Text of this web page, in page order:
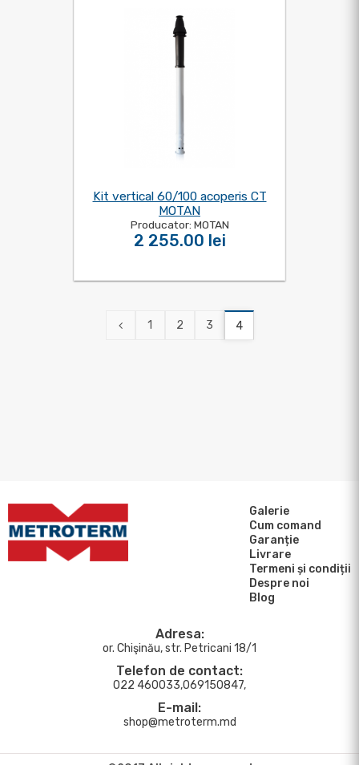
Kit vertical 60/100 acoperis CT
MOTAN
Producator: MOTAN
2 255.00 lei
1 2 3 4
Galerie
Cum comand
Garanție
Livrare
Termeni și condiții
Despre noi
Blog
Adresa:
or. Chişinău, str. Petricani 18/1
Telefon de contact:
022 460033,069150847,
E-mail:
shop@metroterm.md